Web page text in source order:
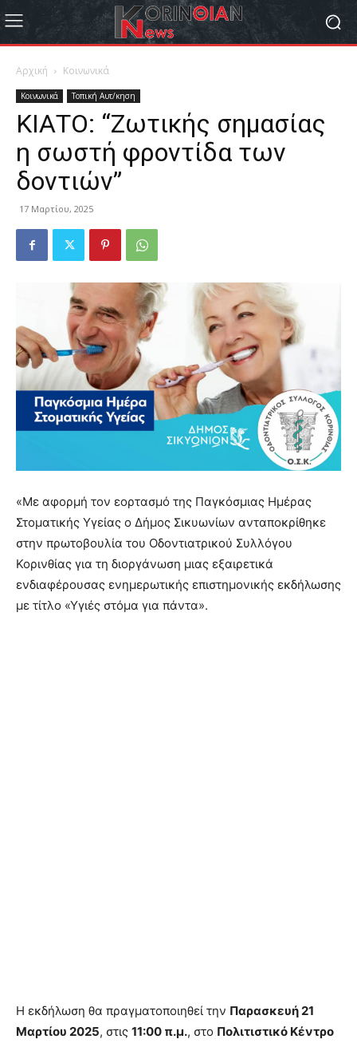
Αρχική Κοινωνικά
Κοινωνικά Τοπική Αυτ/κηση
ΚΙΑΤΟ: “Ζωτικής σημασίας
η σωστή φροντίδα των
δοντιών”
17 Μαρτίου, 2025
«Με αφορμή τον εορτασμό της Παγκόσμιας Ημέρας
Στοματικής Υγείας ο Δήμος Σικυωνίων ανταποκρίθηκε
στην πρωτοβουλία του Οδοντιατρικού Συλλόγου
Κορινθίας για τη διοργάνωση μιας εξαιρετικά
ενδιαφέρουσας ενημερωτικής επιστημονικής εκδήλωσης
με τίτλο «Υγιές στόμα για πάντα».
Η εκδήλωση θα πραγματοποιηθεί την Παρασκευή 21
Μαρτίου 2025, στις 11:00 π.μ., στο Πολιτιστικό Κέντρο